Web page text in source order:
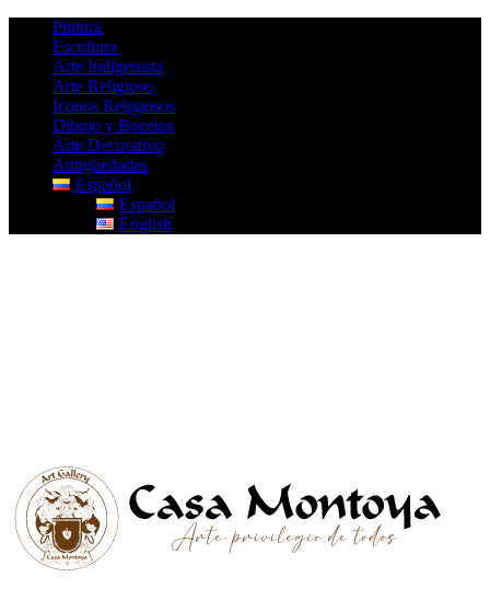
Pintura
Escultura
Arte Indigenista
Arte Religioso
Iconos Religiosos
Dibujo y Bocetos
Arte Decorativo
Antigüedades
Español
Español
English